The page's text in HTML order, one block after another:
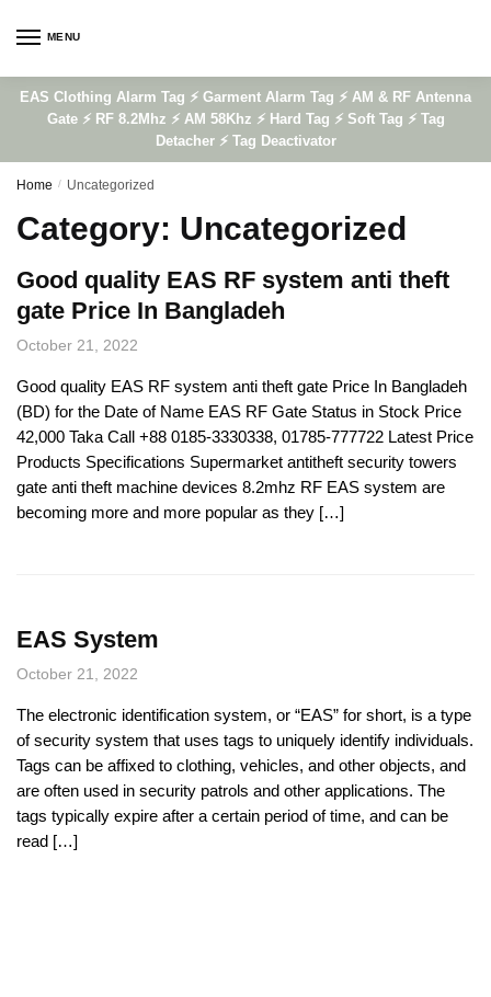
MENU
EAS Clothing Alarm Tag ⚡ Garment Alarm Tag ⚡ AM & RF Antenna
Gate ⚡ RF 8.2Mhz ⚡ AM 58Khz ⚡ Hard Tag ⚡ Soft Tag ⚡ Tag
Detacher ⚡ Tag Deactivator
Home / Uncategorized
Category: Uncategorized
Good quality EAS RF system anti theft
gate Price In Bangladeh
October 21, 2022
Good quality EAS RF system anti theft gate Price In Bangladeh
(BD) for the Date of Name EAS RF Gate Status in Stock Price
42,000 Taka Call +88 0185-3330338, 01785-777722 Latest Price
Products Specifications Supermarket antitheft security towers
gate anti theft machine devices 8.2mhz RF EAS system are
becoming more and more popular as they […]
EAS System
October 21, 2022
The electronic identification system, or “EAS” for short, is a type
of security system that uses tags to uniquely identify individuals.
Tags can be affixed to clothing, vehicles, and other objects, and
are often used in security patrols and other applications. The
tags typically expire after a certain period of time, and can be
read […]